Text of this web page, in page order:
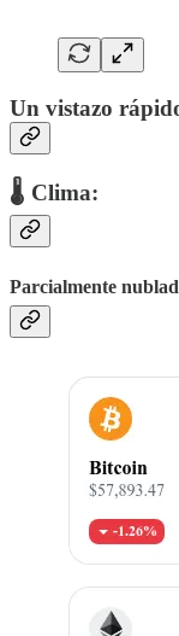
Un vistazo
🌡 Clima:
Parcialmente